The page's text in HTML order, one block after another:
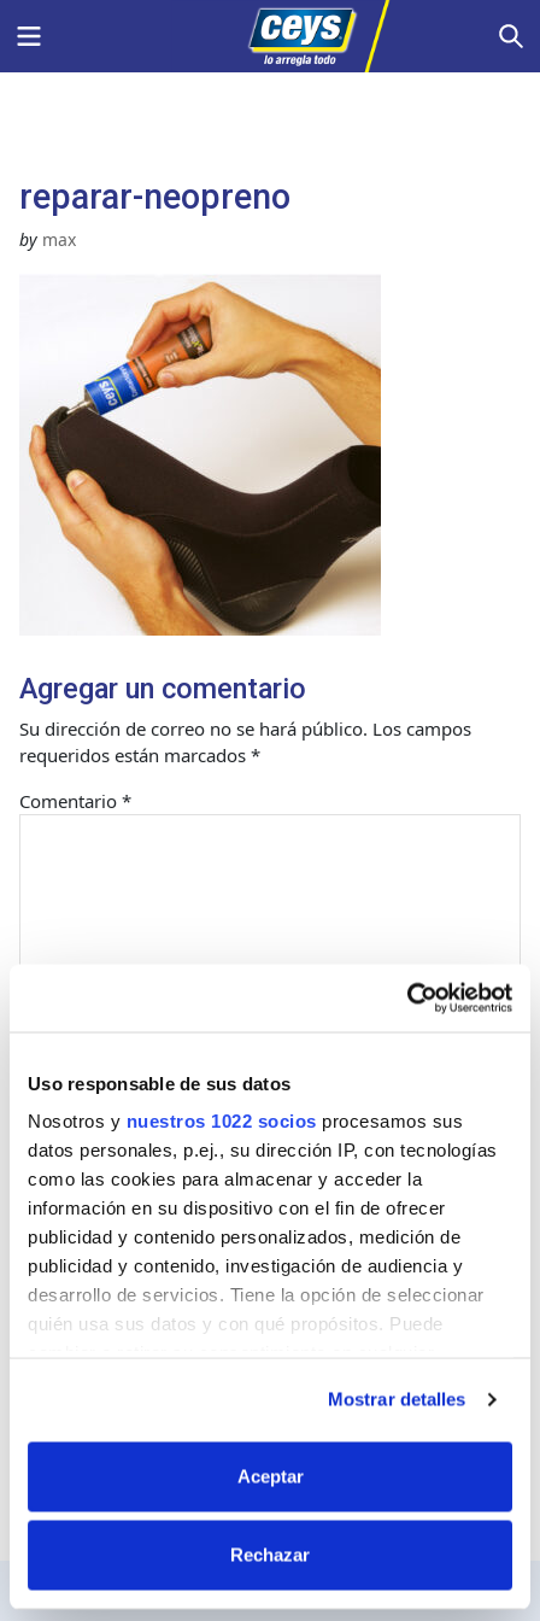
Uso responsable de sus datos
Nosotros y nuestros 1022 socios procesamos sus
datos personales, p.ej., su dirección IP, con tecnologías
como las cookies para almacenar y acceder la
información en su dispositivo con el fin de ofrecer
publicidad y contenido personalizados, medición de
publicidad y contenido, investigación de audiencia y
desarrollo de servicios. Tiene la opción de seleccionar
quién usa sus datos y con qué propósitos. Puede
Si lo permite, también quisiéramos:
Identificar su dispositivo analizándolo activamente
Mostrar detalles
Aceptar
Rechazar
Menu
reparar-neopreno
by max
Agregar un comentario
Su dirección de correo no se hará público. Los campos
requeridos están marcados *
Comentario *
Nombre
Correo
Sitio web